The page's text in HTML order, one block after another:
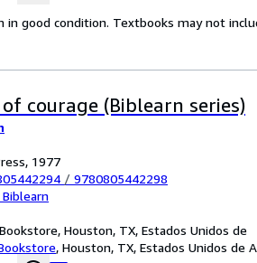
in good condition. Textbooks may not
courage (Biblearn series)
1977
/ 9780805442298
Houston, TX, Estados Unidos de
, Houston, TX, Estados Unidos de